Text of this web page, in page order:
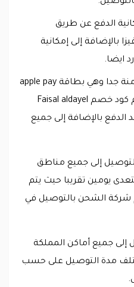
الدفع عن طريق
بالإضافة إلى إمكانية
ايضا.
وهناك أيضا طريق دفع مؤمنة جدا وهي بطاقة apple pay
حيث يقوم المتجر الذي يقدم كود خصم Faisal aldayel
الدفع بالإضافة إلى جميع
إلى جميع مناطق
يومين تقريبا حيث يتم
شركة الشحن بالتوصيل في
إلى جميع أماكن المملكة
مدة التوصيل على حسب